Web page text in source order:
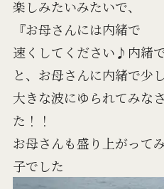
楽しみたいみたいで、
『お母さんには内緒で
速くしてください♪内緒で
と、お母さんに内緒で少
大きな波にゆられてみな
た！！
お母さんも盛り上がって
子でした